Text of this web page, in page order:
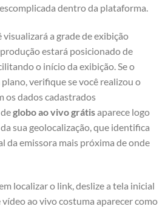
dentro da plataforma.
visualizará a grade de exibição
estará posicionado de
o início da exibição. Se o
verifique se você realizou o
os dados cadastrados
globo ao vivo grátisaparece logo
sua geolocalização, que identifica
da emissora mais próxima de onde
localizar o link, deslize a tela inicial
ao vivo costuma aparecer como